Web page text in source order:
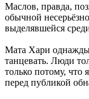
Маслов, правда,
обычной
выделявшейся
Мата Хари однажды
танцевать. Люди
только потому, что
перед публикой